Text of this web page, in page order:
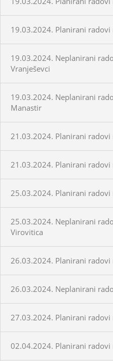
19.03.2024. Planirani
19.03.2024. Neplanirani
Vranješevci
19.03.2024. Neplanirani
Manastir
21.03.2024. Planirani
21.03.2024. Planirani
25.03.2024. Planirani
25.03.2024. Neplanirani
Virovitica
26.03.2024. Planirani
26.03.2024. Neplanirani
27.03.2024. Planirani
02.04.2024. Planirani